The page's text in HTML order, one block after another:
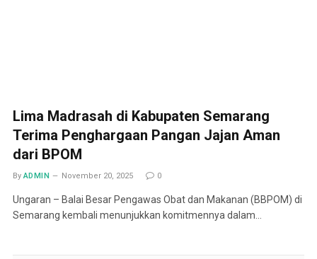
Lima Madrasah di Kabupaten Semarang
Terima Penghargaan Pangan Jajan Aman
dari BPOM
By ADMIN November 20, 2025 0
Ungaran – Balai Besar Pengawas Obat dan Makanan (BBPOM) di
Semarang kembali menunjukkan komitmennya dalam…